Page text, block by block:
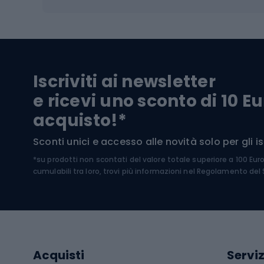
Biciclette da strada
Biciclette da ghiaia
Biciclette per bambini
Sport acquatici
Costumi da bagno
Sci
Sci
Iscriviti ai newsletter
e ricevi uno sconto di 10
acquisto!*
Sconti unici e accesso alle novità solo per gli
*su prodotti non scontati del valore totale superiore a 100
cumulabili tra loro, trovi più informazioni nel Regolamento del
Acquisti